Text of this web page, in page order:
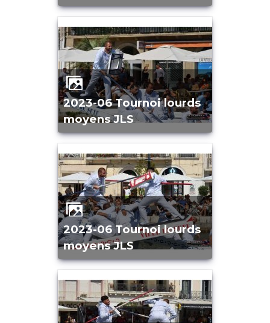
2023-06 Tournoi lourds
moyens JLS
2023-06 Tournoi lourds
moyens JLS